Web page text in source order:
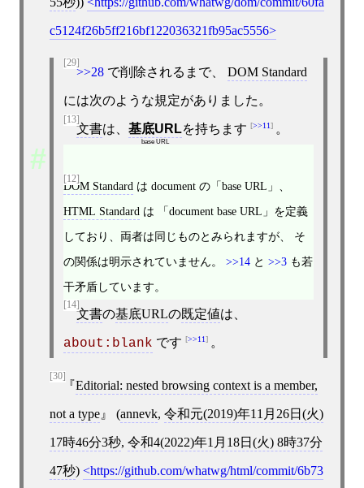
c5124f26b5ff216bf122036321fb95ac5556
[29]
>>28 で削除されるまで、DOM Standard
には次のような規定がありました。
[13]
文書は、基底URL
base URL
を持ちます >>11 。
[12]
DOM Standard は document の「base URL」、
HTML Standard は 「document base URL」を定義
しており、両者は同じものとみられますが、 そ
の関係は明示されていません。>>14 と>>3 も若
干矛盾しています。
[14]
文書の基底URLの既定値は、
about:blank です >>11 。
[30]
Editorial: nested browsing context is a member,
not a type (annevk, 令和元(2019)年11月26日(火)
17時46分3秒, 令和4(2022)年1月18日(火) 8時37分
47秒) https://github.com/whatwg/html/commit/6b73